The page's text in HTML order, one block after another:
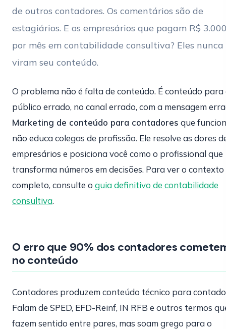
de outros contadores. Os comentários são de
estagiários. E os empresários que pagam R$
por mês em contabilidade consultiva? Eles nunca
viram seu conteúdo.
O problema não é falta de conteúdo. É conteúdo para
público errado, no canal errado, com a mensagem
Marketing de conteúdo para contadores que
não educa colegas de profissão. Ele resolve as dores
empresários e posiciona você como o profissional que
transforma números em decisões. Para ver o contexto
completo, consulte o guia definitivo de contabilidade
consultiva.
O erro que 90% dos contadores
no conteúdo
Contadores produzem conteúdo técnico para
Falam de SPED, EFD-Reinf, IN RFB e outros termos
fazem sentido entre pares, mas soam grego para o